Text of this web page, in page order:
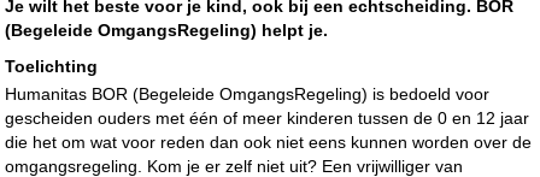
Je wilt het beste voor je kind, ook bij een echtscheiding. BOR
(Begeleide OmgangsRegeling) helpt je.
Toelichting
Humanitas BOR (Begeleide OmgangsRegeling) is bedoeld voor
gescheiden ouders met één of meer kinderen tussen de 0 en 12 jaar
die het om wat voor reden dan ook niet eens kunnen worden over de
omgangsregeling. Kom je er zelf niet uit? Een vrijwilliger van